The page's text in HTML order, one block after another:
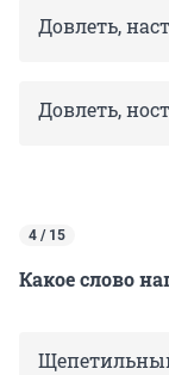
Довлеть,
Довлеть,
4 / 15
Какое слово